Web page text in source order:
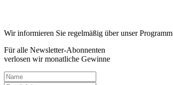
Wir informieren Sie regelmäßig über unser Programm
Für alle Newsletter-Abonnenten
verlosen wir monatliche Gewinne